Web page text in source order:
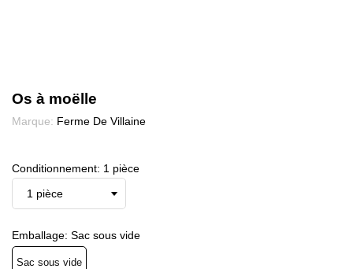
Os à moëlle
Marque: Ferme De Villaine
Conditionnement: 1 pièce
Emballage: Sac sous vide
Sac sous vide